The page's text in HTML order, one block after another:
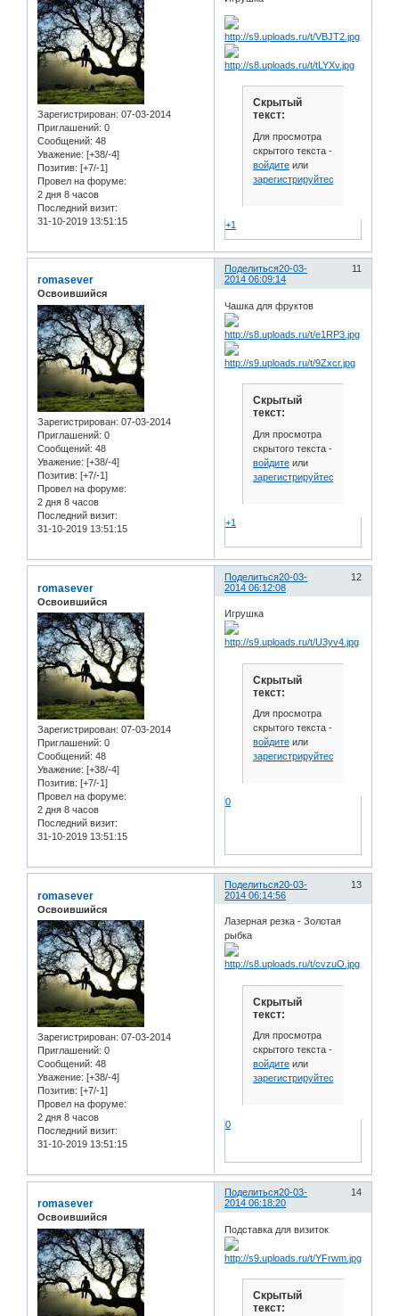
Зарегистрирован: 07-03-2014
Приглашений: 0
Сообщений: 48
Уважение: [+38/-4]
Позитив: [+7/-1]
Провел на форуме:
2 дня 8 часов
Последний визит:
31-10-2019 13:51:15
Скрытый
текст:
Для просмотра
скрытого текста -
войдитеили
зарегистрируйтесь
+1
Поделиться 11
20-03-
2014 06:09:14
romasever
Освоившийся
Зарегистрирован: 07-03-2014
Приглашений: 0
Сообщений: 48
Уважение: [+38/-4]
Позитив: [+7/-1]
Провел на форуме:
2 дня 8 часов
Последний визит:
31-10-2019 13:51:15
Чашка для фруктов
Скрытый
текст:
Для просмотра
скрытого текста -
войдитеили
зарегистрируйтесь
+1
Поделиться 12
20-03-
2014 06:12:08
romasever
Освоившийся
Зарегистрирован: 07-03-2014
Приглашений: 0
Сообщений: 48
Уважение: [+38/-4]
Позитив: [+7/-1]
Провел на форуме:
2 дня 8 часов
Последний визит:
31-10-2019 13:51:15
Игрушка
Скрытый
текст:
Для просмотра
скрытого текста -
войдитеили
зарегистрируйтесь
0
Поделиться 13
20-03-
2014 06:14:56
romasever
Освоившийся
Зарегистрирован: 07-03-2014
Приглашений: 0
Сообщений: 48
Уважение: [+38/-4]
Позитив: [+7/-1]
Провел на форуме:
2 дня 8 часов
Последний визит:
31-10-2019 13:51:15
Лазерная резка - Золотая
рыбка
Скрытый
текст:
Для просмотра
скрытого текста -
войдитеили
зарегистрируйтесь
0
Поделиться 14
20-03-
2014 06:18:20
romasever
Освоившийся
Подставка для визиток
Скрытый
текст: